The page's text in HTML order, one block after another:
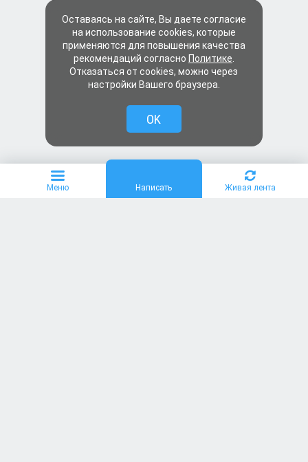
Меню Написать Живая лента
Оставаясь на сайте, Вы даете согласие
на использование cookies, которые
применяются для повышения качества
рекомендаций согласно Политике
Отказаться от cookies, можно через
настройки Вашего браузера.
OK